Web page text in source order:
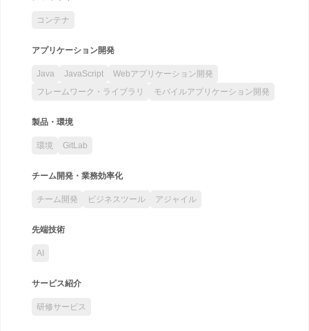
コンテナ
アプリケーション開発
Java JavaScript
Webアプリケーション開発
フレームワーク・ライブラリ
モバイルアプリケーション開発
製品・環境
環境 GitLab
チーム開発・業務効率化
チーム開発 ビジネスツール アジャイル
先端技術
AI
サービス紹介
研修サービス